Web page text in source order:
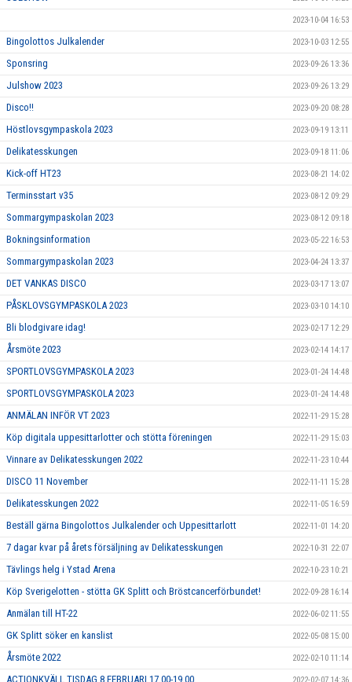
2023-10-04 16:53
Bingolottos Julkalender 2023-10-03 12:55
Sponsring 2023-09-26 13:36
Julshow 2023 2023-09-26 13:29
Disco!! 2023-09-20 08:28
Höstlovsgympaskola 2023 2023-09-19 13:11
Delikatesskungen 2023-09-18 11:06
Kick-off HT23 2023-08-21 14:02
Terminsstart v35 2023-08-12 09:29
Sommargympaskolan 2023 2023-08-12 09:18
Bokningsinformation 2023-05-22 16:53
Sommargympaskolan 2023 2023-04-24 13:37
DET VANKAS DISCO 2023-03-17 13:07
PÅSKLOVSGYMPASKOLA 2023 2023-03-10 14:10
Bli blodgivare idag! 2023-02-17 12:29
Årsmöte 2023 2023-02-14 14:17
SPORTLOVSGYMPASKOLA 2023 2023-01-24 14:48
SPORTLOVSGYMPASKOLA 2023 2023-01-24 14:48
ANMÄLAN INFÖR VT 2023 2022-11-29 15:28
Köp digitala uppesittarlotter och stötta föreningen 2022-11-29 15:03
Vinnare av Delikatesskungen 2022 2022-11-23 10:44
DISCO 11 November 2022-11-11 15:28
Delikatesskungen 2022 2022-11-05 16:59
Beställ gärna Bingolottos Julkalender och Uppesittarlott 2022-11-01 14:20
7 dagar kvar på årets försäljning av Delikatesskungen 2022-10-31 22:07
Tävlings helg i Ystad Arena 2022-10-23 10:21
Köp Sverigelotten - stötta GK Splitt och Bröstcancerförbundet! 2022-09-28 16:14
Anmälan till HT-22 2022-06-02 11:55
GK Splitt söker en kanslist 2022-05-08 15:00
Årsmöte 2022 2022-02-10 11:14
ACTIONKVÄLL TISDAG 8 FEBRUARI 17.00-19.00